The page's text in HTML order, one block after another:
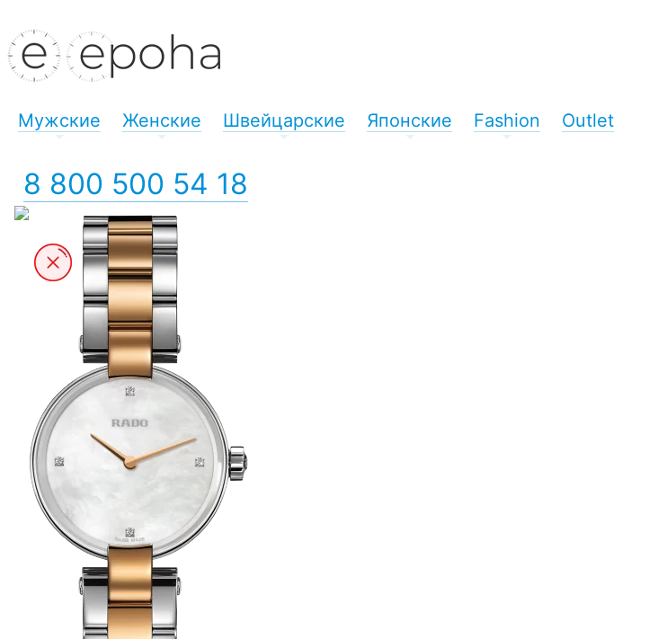
Мужские Женские Швейцарские Японские Fashion Outlet
8 800 500 54 18